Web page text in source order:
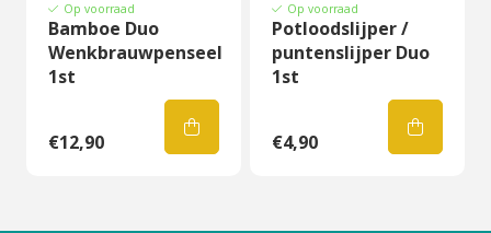
Op voorraad
Bamboe Duo
Wenkbrauwpenseel
1st
€12,90
Op voorraad
Potloodslijper /
puntenslijper Duo
1st
€4,90